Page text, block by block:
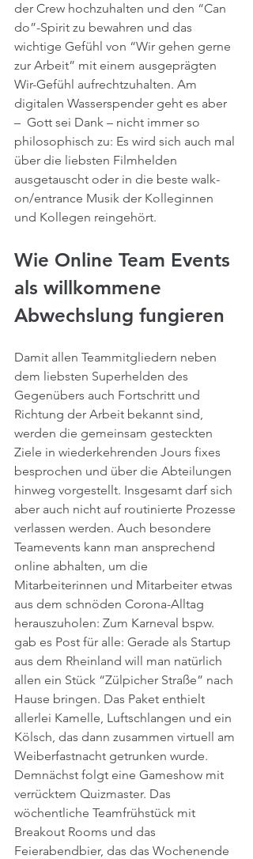
der Crew hochzuhalten und den “Can
do”-Spirit zu bewahren und das
wichtige Gefühl von “Wir gehen gerne
zur Arbeit” mit einem ausgeprägten
Wir-Gefühl aufrechtzuhalten. Am
digitalen Wasserspender geht es aber
–  Gott sei Dank – nicht immer so
philosophisch zu: Es wird sich auch mal
über die liebsten Filmhelden
ausgetauscht oder in die beste walk-
on/entrance Musik der Kolleginnen
und Kollegen reingehört.
Wie Online Team Events
als willkommene
Abwechslung fungieren
Damit allen Teammitgliedern neben
dem liebsten Superhelden des
Gegenübers auch Fortschritt und
Richtung der Arbeit bekannt sind,
werden die gemeinsam gesteckten
Ziele in wiederkehrenden Jours fixes
besprochen und über die Abteilungen
hinweg vorgestellt. Insgesamt darf sich
aber auch nicht auf routinierte Prozesse
verlassen werden. Auch besondere
Teamevents kann man ansprechend
online abhalten, um die
Mitarbeiterinnen und Mitarbeiter etwas
aus dem schnöden Corona-Alltag
herauszuholen: Zum Karneval bspw.
gab es Post für alle: Gerade als Startup
aus dem Rheinland will man natürlich
allen ein Stück “Zülpicher Straße” nach
Hause bringen. Das Paket enthielt
allerlei Kamelle, Luftschlangen und ein
Kölsch, das dann zusammen virtuell am
Weiberfastnacht getrunken wurde.
Demnächst folgt eine Gameshow mit
verrücktem Quizmaster. Das
wöchentliche Teamfrühstück mit
Breakout Rooms und das
Feierabendbier, das das Wochenende